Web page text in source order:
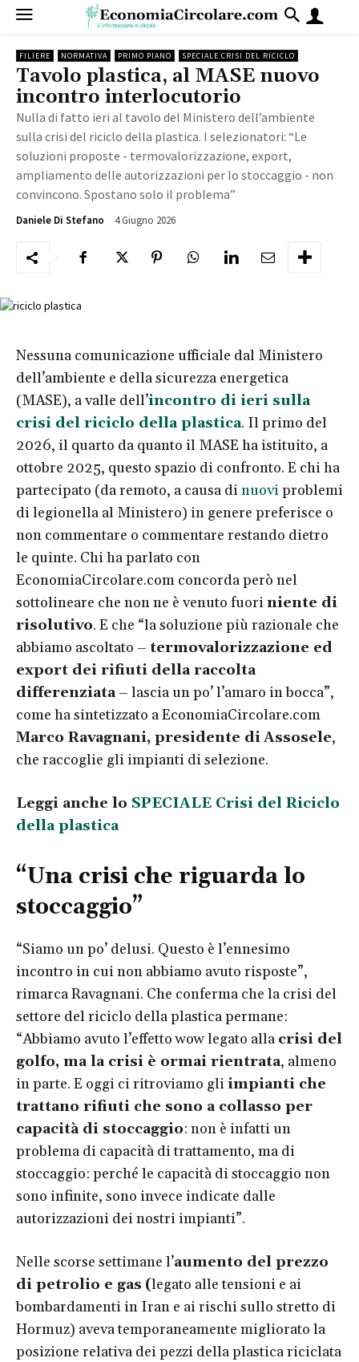
FILIERE NORMATIVA PRIMO PIANO SPECIALE CRISI DEL RICICLO
Tavolo plastica, al MASE nuovo
incontro interlocutorio
Nulla di fatto ieri al tavolo del Ministero dell’ambiente
sulla crisi del riciclo della plastica. I selezionatori: “Le
soluzioni proposte - termovalorizzazione, export,
ampliamento delle autorizzazioni per lo stoccaggio - non
convincono. Spostano solo il problema”
Daniele Di Stefano 4 Giugno 2026
Nessuna comunicazione ufficiale dal Ministero
dell’ambiente e della sicurezza energetica
(MASE), a valle dell’incontro di ieri sulla
crisi del riciclo della plastica. Il primo del
2026, il quarto da quanto il MASE ha istituito, a
ottobre 2025, questo spazio di confronto. E chi ha
partecipato (da remoto, a causa dinuoviproblemi
di legionella al Ministero) in genere preferisce o
non commentare o commentare restando dietro
le quinte. Chi ha parlato con
EconomiaCircolare.com concorda però nel
sottolineare che non ne è venuto fuoriniente di
risolutivo. E che “la soluzione più razionale che
abbiamo ascoltato – termovalorizzazione ed
export dei rifiuti della raccolta
differenziata– lascia un po’ l’amaro in bocca”,
come ha sintetizzato a EconomiaCircolare.com
Marco Ravagnani, presidente diAssosele,
che raccoglie gli impianti di selezione.
Leggi anche lo SPECIALE Crisi del Riciclo
della plastica
“Una crisi che riguarda lo
stoccaggio”
“Siamo un po’ delusi. Questo è l’ennesimo
incontro in cui non abbiamo avuto risposte”,
rimarca Ravagnani. Che conferma che la crisi del
settore del riciclo della plastica permane:
“Abbiamo avuto l’effetto wow legato alla crisi del
golfo, ma la crisi è ormai rientrata, almeno
in parte. E oggi ci ritroviamo gliimpianti che
trattano rifiuti che sono a collasso per
capacità di stoccaggio: non è infatti un
problema di capacità di trattamento, ma di
stoccaggio: perché le capacità di stoccaggio non
sono infinite, sono invece indicate dalle
autorizzazioni dei nostri impianti”.
Nelle scorse settimane l’aumento del prezzo
di petrolio e gas (legato alle tensioni e ai
bombardamenti in Iran e ai rischi sullo stretto di
Hormuz) aveva temporaneamente migliorato la
posizione relativa dei pezzi della plastica riciclata